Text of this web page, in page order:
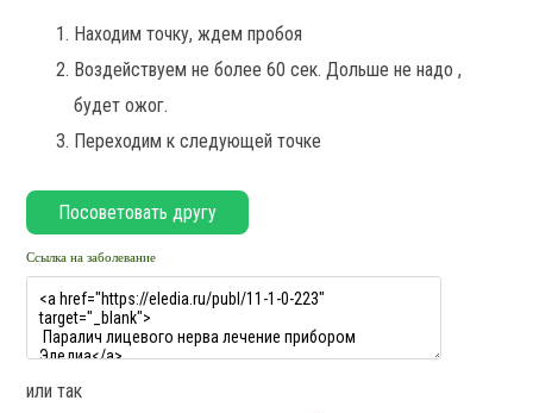
Находим точку, ждем пробоя
Воздействуем не более 60 сек. Дольше не надо ,
будет ожог.
Переходим к следующей точке
Ссылка на заболевание
или так